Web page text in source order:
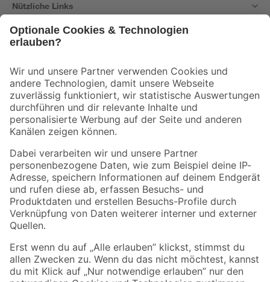
Nützliche Links
Der toom Newsletter: Keine Angebote und Aktionen mehr verpassen!
Zur Newsletter Anmeldung
Folge uns
Zahlungsarten Versandarten
Sicher einkaufen
Jetzt die toom-App herunterladen